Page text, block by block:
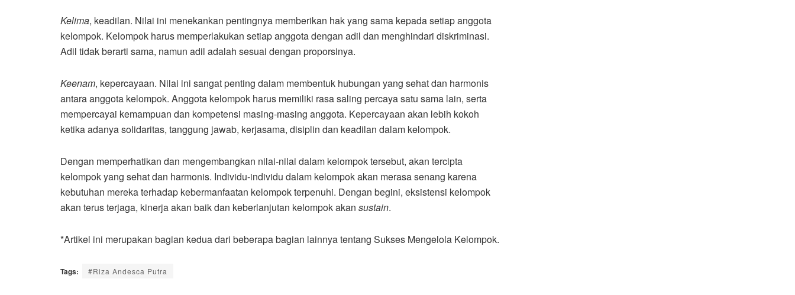
Kelima, keadilan. Nilai ini menekankan pentingnya memberikan hak yang sama kepada setiap anggota
kelompok. Kelompok harus memperlakukan setiap anggota dengan adil dan menghindari diskriminasi.
Adil tidak berarti sama, namun adil adalah sesuai dengan proporsinya.
Keenam, kepercayaan. Nilai ini sangat penting dalam membentuk hubungan yang sehat dan harmonis
antara anggota kelompok. Anggota kelompok harus memiliki rasa saling percaya satu sama lain, serta
mempercayai kemampuan dan kompetensi masing-masing anggota. Kepercayaan akan lebih kokoh
ketika adanya solidaritas, tanggung jawab, kerjasama, disiplin dan keadilan dalam kelompok.
Dengan memperhatikan dan mengembangkan nilai-nilai dalam kelompok tersebut, akan tercipta
kelompok yang sehat dan harmonis. Individu-individu dalam kelompok akan merasa senang karena
kebutuhan mereka terhadap kebermanfaatan kelompok terpenuhi. Dengan begini, eksistensi kelompok
akan terus terjaga, kinerja akan baik dan keberlanjutan kelompok akan sustain.
*Artikel ini merupakan bagian kedua dari beberapa bagian lainnya tentang Sukses Mengelola Kelompok.
Tags: #Riza Andesca Putra